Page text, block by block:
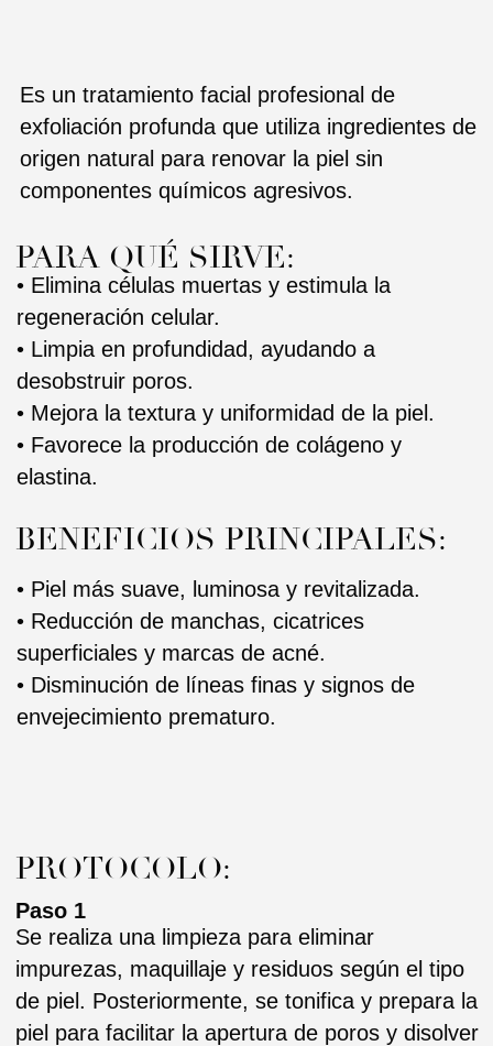
• Limpia en profundidad, ayudando a
desobstruir poros.
• Mejora la textura y uniformidad de la piel.
• Favorece la producción de colágeno y
elastina.
• Piel más suave, luminosa y revitalizada.
• Reducción de manchas, cicatrices
superficiales y marcas de acné.
• Disminución de líneas finas y signos de
envejecimiento prematuro.
BENEFICIOS PRINCIPALES:
Paso 3
microscópicos que causan bioestimulación
mediante la penetración en las células para
descamar y regenerar de forma simultánea.
Los activos naturales desprenden las células
muertas para promover una fácil eliminación
sin traumas. La mascarilla mejora la textura de
Se utiliza un jabón antiséptico de limpieza
impurezas, maquillaje y residuos según el tipo
piel para facilitar la apertura de poros y disolver
el sebo. Finalmente, mediante ultrasonidos se
lleva a cabo una exfoliación superficial que
elimina células muertas y estimula la
regeneración cutánea.
PROTOCOLO: